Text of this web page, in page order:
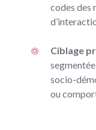
codes des
Ciblage
socio-
ou